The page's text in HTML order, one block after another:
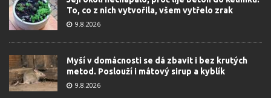
To, co z nich vytvořila, všem vytřelo zrak
9.8.2026
Myší v domácnosti se dá zbavit i bez krutých
metod. Poslouží i mátový sirup a kyblík
9.8.2026